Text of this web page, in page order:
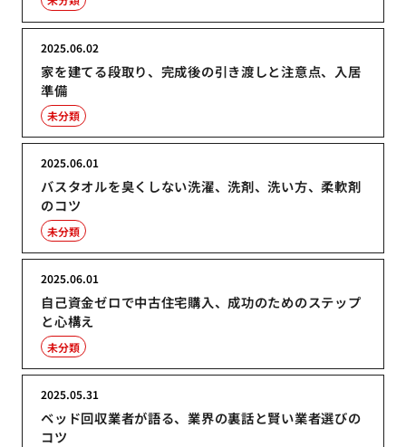
家を建てる段取り、完成後の引き渡しと注意点、入居
準備
2025.06.02
未分類
バスタオルを臭くしない洗濯、洗剤、洗い方、柔軟剤
のコツ
2025.06.01
未分類
自己資金ゼロで中古住宅購入、成功のためのステップ
と心構え
2025.06.01
未分類
ベッド回収業者が語る、業界の裏話と賢い業者選びの
コツ
2025.05.31